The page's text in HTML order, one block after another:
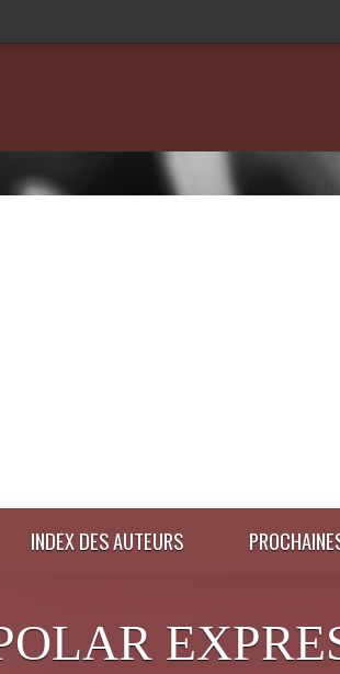
INDEX DES AUTEURS